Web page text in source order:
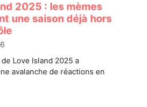
2025 : les mèmes
une saison déjà hors
Love Island 2025 a
avalanche de réactions en